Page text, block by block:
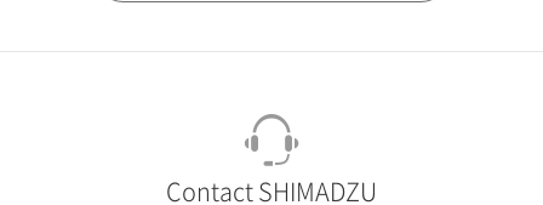
Contact SHIMADZU